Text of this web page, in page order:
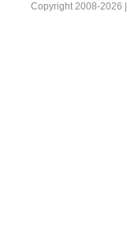
Copyright 2008-2026